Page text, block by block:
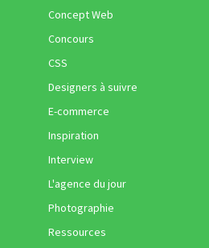
Concept Web
Concours
CSS
Designers à suivre
E-commerce
Inspiration
Interview
L'agence du jour
Photographie
Ressources